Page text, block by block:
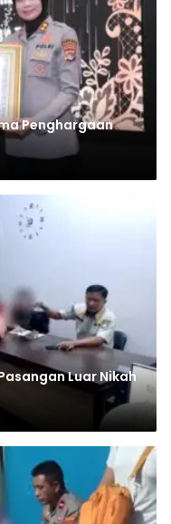
Penghargaan
Luar Nikah